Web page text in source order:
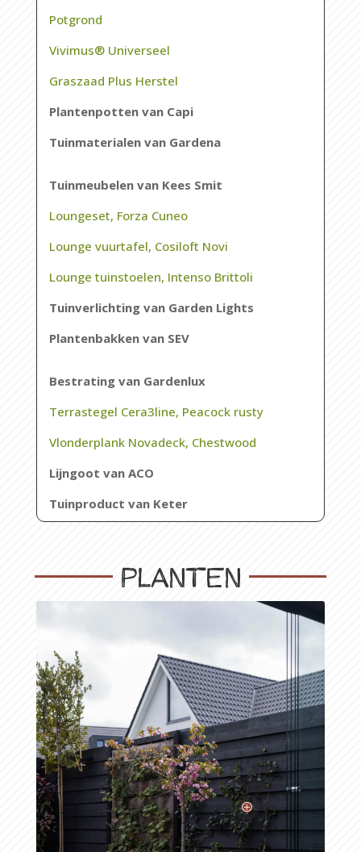
Potgrond
Vivimus® Universeel
Graszaad Plus Herstel
Plantenpotten van Capi
Tuinmaterialen van Gardena
Tuinmeubelen van Kees Smit
Loungeset, Forza Cuneo
Lounge vuurtafel, Cosiloft Novi
Lounge tuinstoelen, Intenso Brittoli
Tuinverlichting van Garden Lights
Plantenbakken van SEV
Bestrating van Gardenlux
Terrastegel Cera3line, Peacock rusty
Vlonderplank Novadeck, Chestwood
Lijngoot van ACO
Tuinproduct van Keter
Planten
P